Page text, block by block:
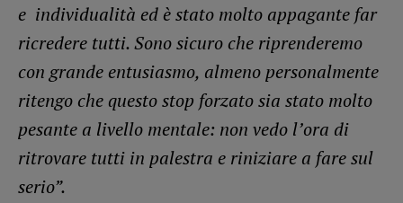
e individualità ed è stato molto appagante far
ricredere tutti. Sono sicuro che riprenderemo
con grande entusiasmo, almeno personalmente
ritengo che questo stop forzato sia stato molto
pesante a livello mentale: non vedo l’ora di
ritrovare tutti in palestra e riniziare a fare sul
serio”.